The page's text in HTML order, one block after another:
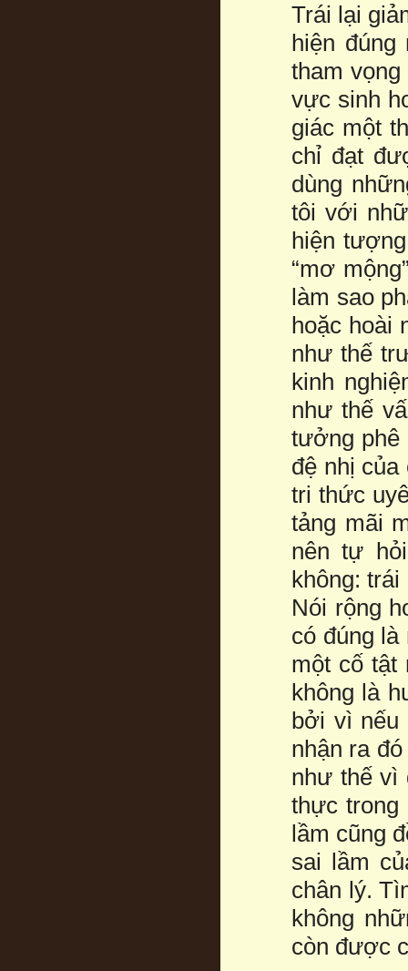
Trái lại
hiện
tham
vực sinh
giác một
chỉ đạt
dùng
tôi với
hiện
“mơ
làm sao
hoặc hoài
như thế
kinh
như thế
tưởng phê
đệ nhị của
tri thức
tảng mãi
nên tự
không:
Nói rộng
có đúng
một cố tật
không là
bởi vì nếu
nhận ra
như thế vì
thực trong
lầm cũng
sai lầm
chân lý.
không
còn được